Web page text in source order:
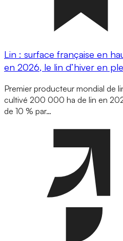
Lin : surface française en
en 2026, le lin d’hiver en
Premier producteur mondial de
cultivé 200 000 ha de lin en
de 10 % par…